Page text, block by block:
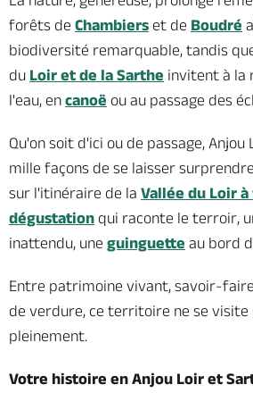
forêts de Chambiers et de Boudré
biodiversité remarquable, tandis
du Loir et de la Sarthe invitent à la
l'eau, en canoë ou au passage des
Qu'on soit d'ici ou de passage,
mille façons de se laisser
sur l'itinéraire de la Vallée du Loir à
dégustation qui raconte le terroir,
inattendu, une guinguette au bord
Entre patrimoine vivant, savoir-
de verdure, ce territoire ne se visite
pleinement.
Votre histoire en Anjou Loir et